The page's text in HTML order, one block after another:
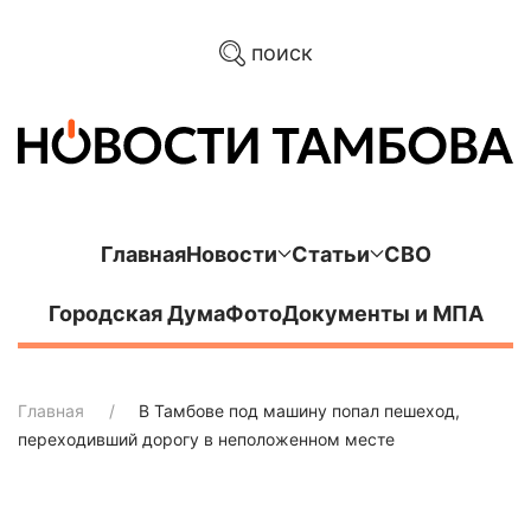
поиск
ГлавнаяНовости Статьи СВО
Городская ДумаФотоДокументы и МПА
Главная
В Тамбове под машину попал пешеход,
переходивший дорогу в неположенном месте